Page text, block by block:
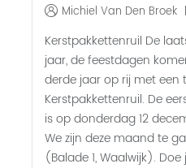
Michiel Van Den Broek
Kerstpakkettenruil De
jaar, de feestdagen
derde jaar op rij met een
Kerstpakkettenruil. De
is op donderdag 12
We zijn deze maand te
(Balade 1, Waalwijk).